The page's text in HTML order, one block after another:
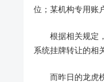
位；某机构专用账
根据相关规定，
系统挂牌转让的相
而昨日的龙虎榜